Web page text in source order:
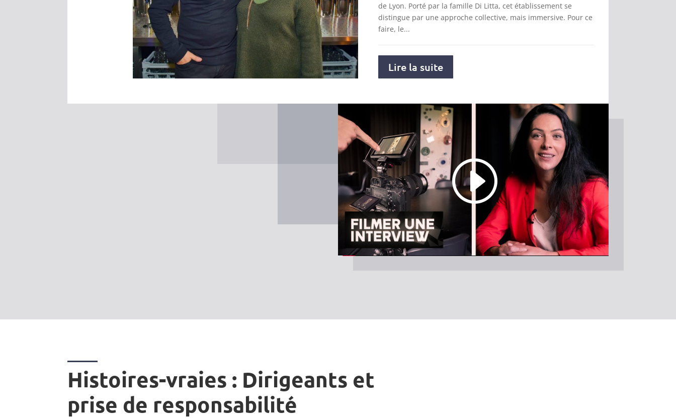
de Lyon. Porté par la famille Di Litta, cet établissement se
distingue par une approche collective, mais immersive. Pour ce
faire, le...
Lire la suite
Histoires-vraies : Dirigeants et
prise de responsabilité